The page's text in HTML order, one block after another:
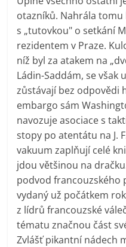
otazníků. Nahrála tomu
s „tutovkou" o setkání
rezidentem v Praze.
níž byl za atakem na
Ládin-Saddám, se však
zůstávají bez odpovědi
embargo sám
navozuje asociace s
stopy po atentátu na J.
vakuum zaplňují celé
jdou většinou na
podvod francouzského
vydaný už počátkem
z lídrů francouzské
tématu značnou část
Zvlášť pikantní nádech